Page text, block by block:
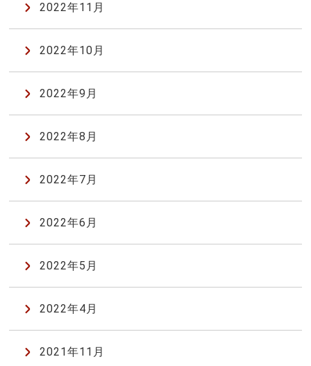
2022年11月
2022年10月
2022年9月
2022年8月
2022年7月
2022年6月
2022年5月
2022年4月
2021年11月